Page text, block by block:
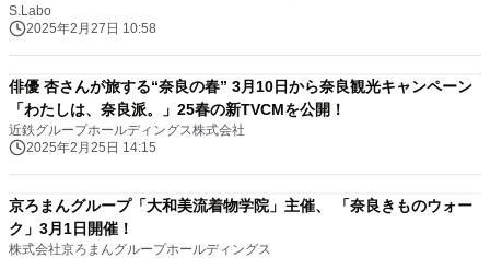
S.Labo
2025年2月27日 10:58
俳優 杏さんが旅する“奈良の春” 3月10日から奈良観光キャンペーン
「わたしは、奈良派。」25春の新TVCMを公開！
近鉄グループホールディングス株式会社
2025年2月25日 14:15
京ろまんグループ「大和美流着物学院」主催、 「奈良きものウォー
ク」3月1日開催！
株式会社京ろまんグループホールディングス